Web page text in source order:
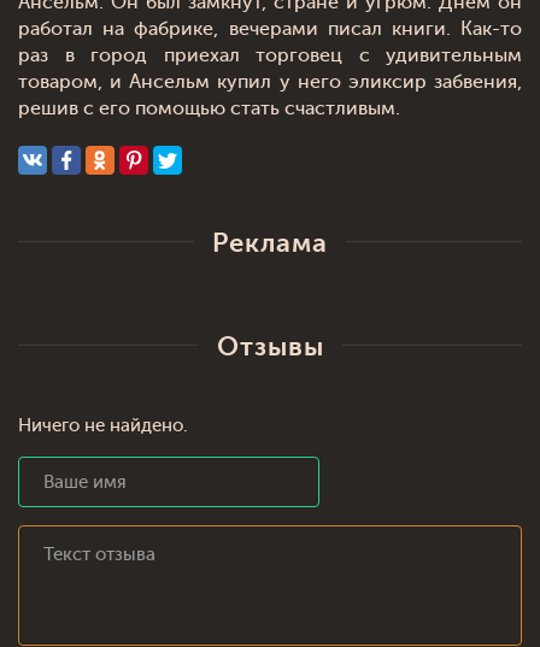
работал на фабрике, вечерами писал книги. Как-то
раз в город приехал торговец с удивительным
товаром, и Ансельм купил у него эликсир забвения,
решив с его помощью стать счастливым.
Реклама
Отзывы
Ничего не найдено.